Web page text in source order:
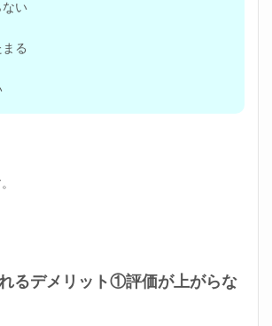
ない
まる
るデメリット①評価が上がらな